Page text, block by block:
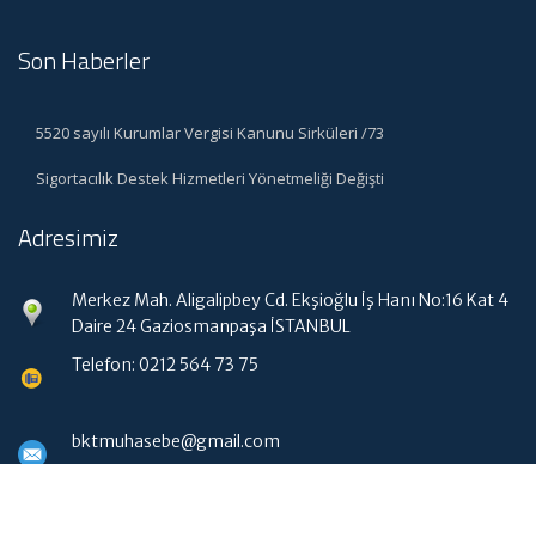
Son Haberler
5520 sayılı Kurumlar Vergisi Kanunu Sirküleri /73
Sigortacılık Destek Hizmetleri Yönetmeliği Değişti
Adresimiz
Merkez Mah. Aligalipbey Cd. Ekşioğlu İş Hanı No:16 Kat 4
Daire 24 Gaziosmanpaşa İSTANBUL
Telefon: 0212 564 73 75
bktmuhasebe@gmail.com